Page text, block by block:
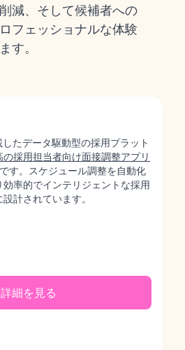
減、そして候補者への
フェッショナルな体験
す。
たデータ駆動型の採用プラット
の採用担当者向け面接調整アプリ
す。スケジュール調整を自動化
効率的でインテリジェントな採用
計されています。
詳細を見る